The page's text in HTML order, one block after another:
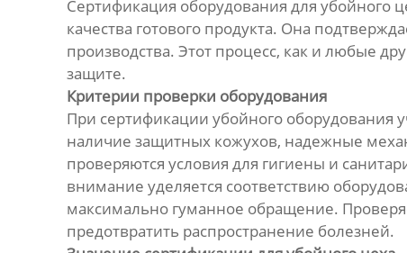
Сертификация оборудования для убойного
качества готового продукта. Она
производства. Этот процесс, как и любые
защите.
Критерии проверки оборудования
При сертификации убойного оборудования
наличие защитных кожухов, надежные
проверяются условия для гигиены и
внимание уделяется соответствию
максимально гуманное обращение.
предотвратить распространение болезней.